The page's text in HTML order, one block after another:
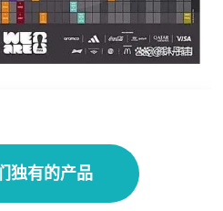
赛程一站掌握
独有的产品